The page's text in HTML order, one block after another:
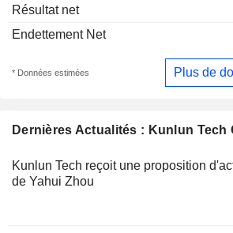
Dernières Actualités : Kunlun Tech
Kunlun Tech reçoit une proposition
de Yahui Zhou
Résultat net
Endettement Net
* Données estimées Plus de